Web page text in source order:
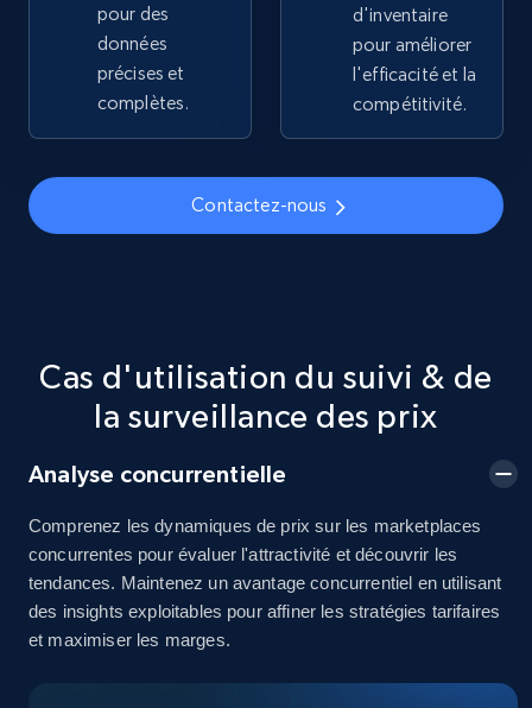
TikTok Shop - discover records by shop url
URL, Title, Available, Description, Currency, Initial
price, Final price, Discount percent, and more.
URL, Product id, Title, Seller name, Seller rating,
Seller reviews, Breadcrumbs, Root category, and
more.
pour des
données
précises et
complètes.
d'inventaire
pour améliorer
l'efficacité et la
compétitivité.
Contactez-nous
Cas d'utilisation du suivi & de
la surveillance des prix
Analyse concurrentielle
Comprenez les dynamiques de prix sur les marketplaces
concurrentes pour évaluer l'attractivité et découvrir les
tendances. Maintenez un avantage concurrentiel en utilisant
des insights exploitables pour affiner les stratégies tarifaires
et maximiser les marges.